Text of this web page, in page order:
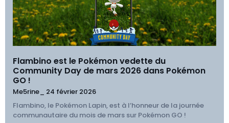
Flambino est le Pokémon vedette du
Community Day de mars 2026 dans Pokémon
GO !
Me5rine_ 24 février 2026
Flambino, le Pokémon Lapin, est à l’honneur de la journée
communautaire du mois de mars sur Pokémon GO !